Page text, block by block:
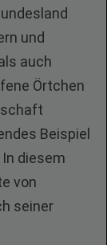
und
auch
Örtchen
Beispiel
diesem
von
seiner